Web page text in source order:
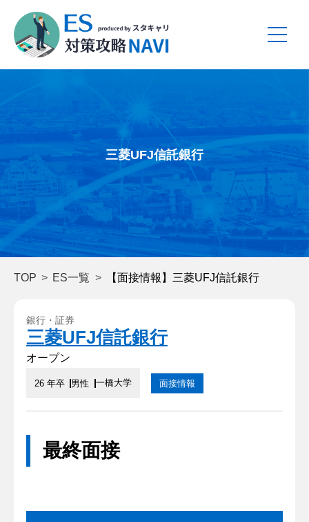
三菱UFJ信託銀行
TOP ES一覧 【面接情報】三菱UFJ信託銀行
銀行・証券
三菱UFJ信託銀行
オープン
26 年卒 男性 一橋大学 面接情報
最終面接